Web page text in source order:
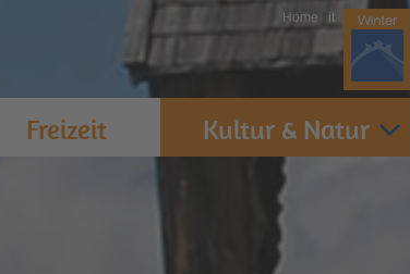
Freizeit Kultur & Natur
Home it